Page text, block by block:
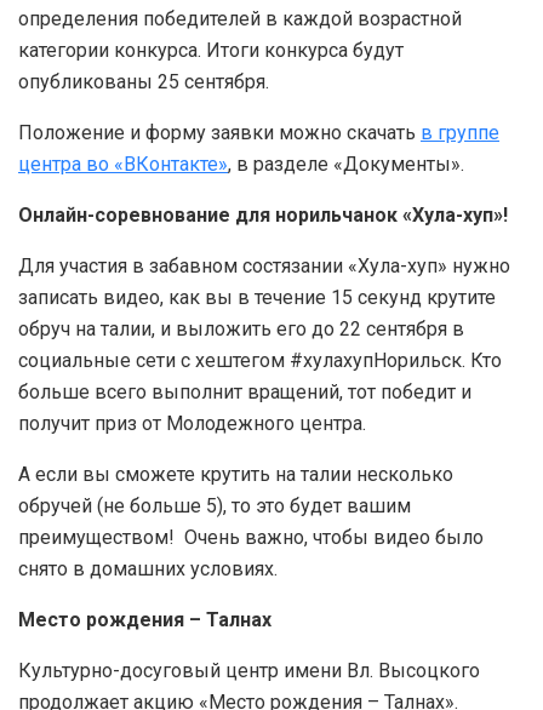
определения победителей в каждой возрастной
категории конкурса. Итоги конкурса будут
опубликованы 25 сентября.
Положение и форму заявки можно скачать в группе
центра во «ВКонтакте», в разделе «Документы».
Онлайн-соревнование для норильчанок «Хула-хуп»!
Для участия в забавном состязании «Хула-хуп» нужно
записать видео, как вы в течение 15 секунд крутите
обруч на талии, и выложить его до 22 сентября в
социальные сети с хештегом #хулахупНорильск. Кто
больше всего выполнит вращений, тот победит и
получит приз от Молодежного центра.
А если вы сможете крутить на талии несколько
обручей (не больше 5), то это будет вашим
преимуществом! Очень важно, чтобы видео было
снято в домашних условиях.
Место рождения – Талнах
Культурно-досуговый центр имени Вл. Высоцкого
продолжает акцию «Место рождения – Талнах».